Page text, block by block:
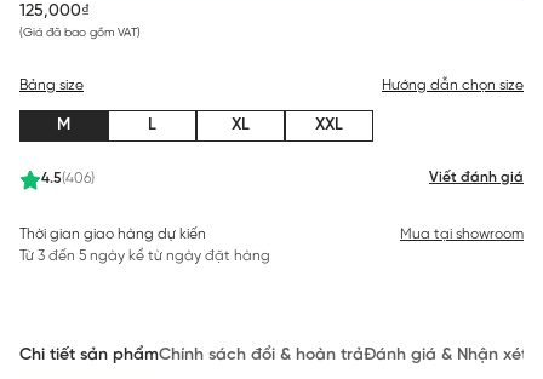
125,000₫
(Giá đã bao gồm VAT)
4.5(406) Viết đánh giá
Bảng size Hướng dẫn chọn size
M L XL XXL
Thời gian giao hàng dự kiến
Từ 3 đến 5 ngày kể từ ngày đặt hàng
Mua tại showroom
Chi tiết sản phẩmChính sách đổi & hoàn trảĐánh giá & Nhận xét